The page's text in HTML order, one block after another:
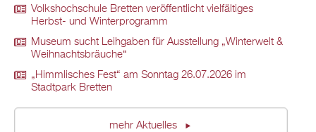
Volkshochschule Bretten veröffentlicht vielfältiges
Herbst- und Winterprogramm
Museum sucht Leihgaben für Ausstellung „Winterwelt &
Weihnachtsbräuche“
„Himmlisches Fest“ am Sonntag 26.07.2026 im
Stadtpark Bretten
mehr Aktuelles